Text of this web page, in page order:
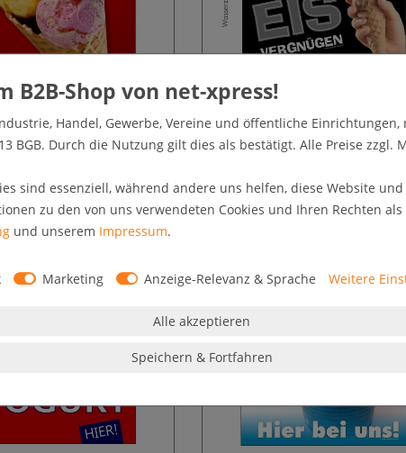
für Kundenstopper
36,18 € *
zzgl.
36,18 € *
Handel, Gewerbe, Vereine und öffentliche
BGB. Durch die Nutzung gilt dies als bestätigt. Alle Preise zzgl.
sind essenziell, während andere uns helfen, diese Website
zu den von uns verwendeten Cookies und Ihren Rechten
und unserem Impressum.
Marketing Anzeige-Relevanz & Sprache Weitere
Alle akzeptieren
Speichern & Fortfahren